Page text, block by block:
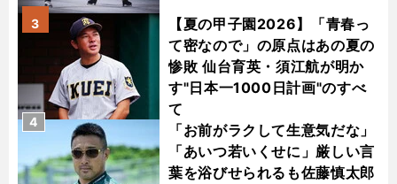
【夏の甲子園2026】「青春っ
て密なので」の原点はあの夏の
惨敗 仙台育英・須江航が明か
す"日本一1000日計画"のすべ
て
3
「お前がラクして生意気だな」
「あいつ若いくせに」厳しい言
葉を浴びせられるも佐藤慎太郎
4